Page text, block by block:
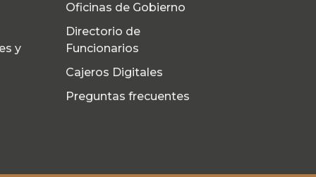
y
Oficinas de Gobierno
Directorio de
Funcionarios
Cajeros Digitales
Preguntas frecuentes